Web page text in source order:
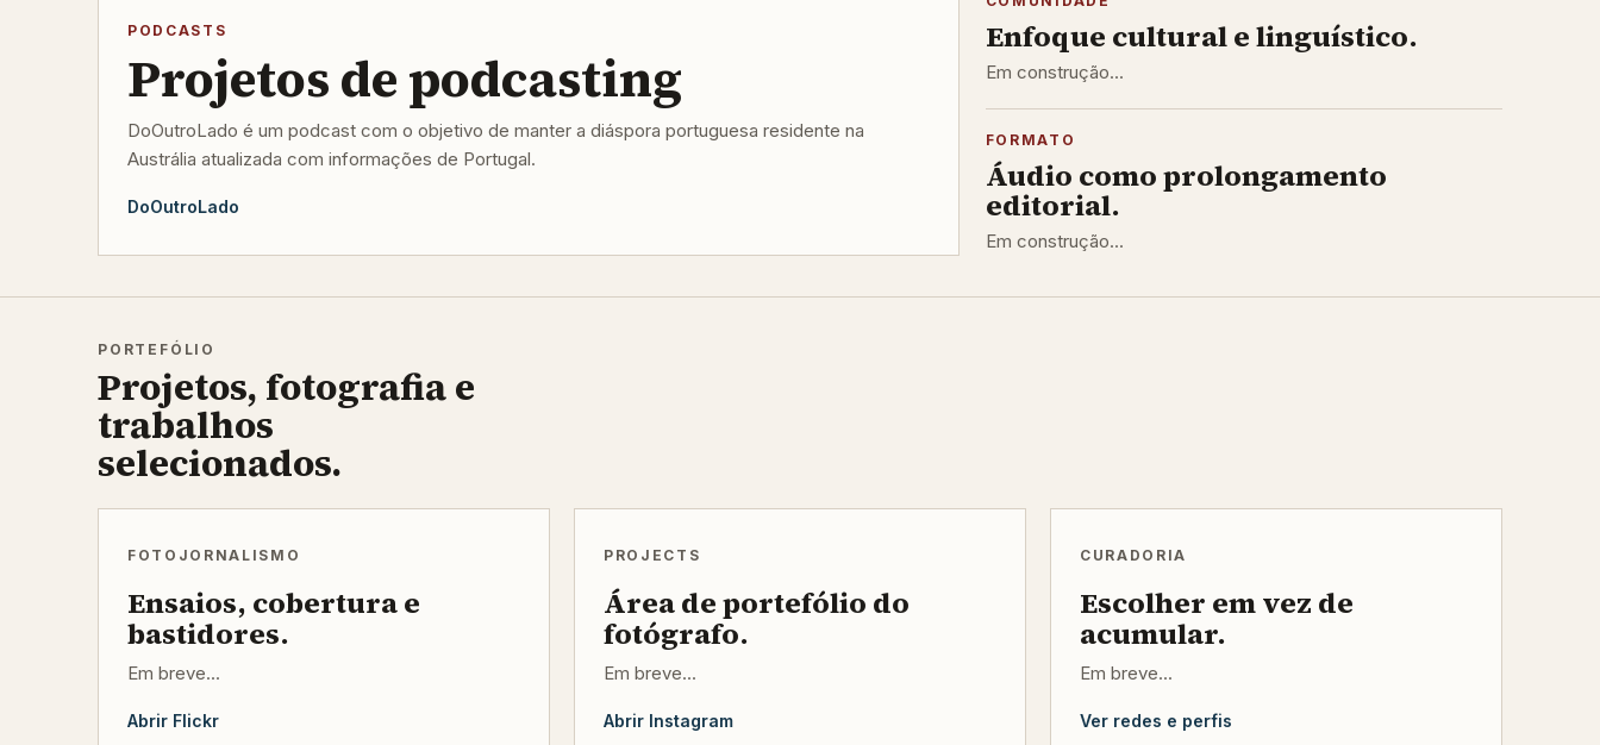
PODCASTS
Projetos de podcasting
DoOutroLado é um podcast com o objetivo de manter a diáspora portuguesa residente na
Austrália atualizada com informações de Portugal.
DoOutroLado
Enfoque cultural e linguístico.
Em construção...
FORMATO
Áudio como prolongamento
editorial.
Em construção...
PORTEFÓLIO
Projetos, fotografia e
trabalhos
selecionados.
FOTOJORNALISMO
Ensaios, cobertura e
bastidores.
Em breve...
Abrir Flickr
PROJECTS
Área de portefólio do
fotógrafo.
Em breve...
Abrir Instagram
CURADORIA
Escolher em vez de
acumular.
Em breve...
Ver redes e perfis